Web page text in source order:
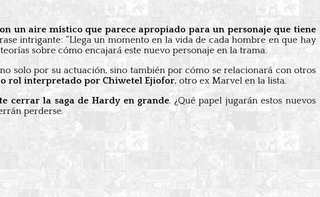
un aire místico que parece apropiado para un personaje que tiene
intrigante: “Llega un momento en la vida de cada hombre en que hay
sobre cómo encajará este nuevo personaje en la trama.
solo por su actuación, sino también por cómo se relacionará con otros
rol interpretado por Chiwetel Ejiofor, otro ex Marvel en la lista.
cerrar la saga de Hardy en grande. ¿Qué papel jugarán estos nuevos
perderse.